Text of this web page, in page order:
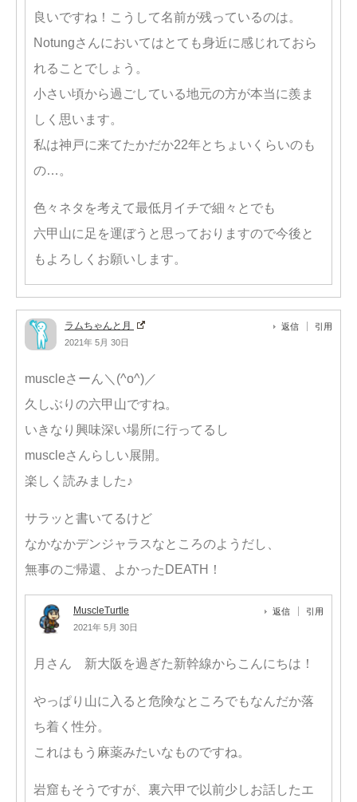
良いですね！こうして名前が残っているのは。
Notungさんにおいてはとても身近に感じれておら
れることでしょう。
小さい頃から過ごしている地元の方が本当に羨ま
しく思います。
私は神戸に来てたかだか22年とちょいくらいのも
の…。
色々ネタを考えて最低月イチで細々とでも
六甲山に足を運ぼうと思っておりますので今後と
もよろしくお願いします。
ラムちゃんと月
2021年 5月 30日
返信 引用
muscleさーん＼(^o^)／
久しぶりの六甲山ですね。
いきなり興味深い場所に行ってるし
muscleさんらしい展開。
楽しく読みました♪
サラッと書いてるけど
なかなかデンジャラスなところのようだし、
無事のご帰還、よかったDEATH！
MuscleTurtle
2021年 5月 30日
返信 引用
月さん 新大阪を過ぎた新幹線からこんにちは！
やっぱり山に入ると危険なところでもなんだか落
ち着く性分。
これはもう麻薬みたいなものですね。
岩窟もそうですが、裏六甲で以前少しお話したエ